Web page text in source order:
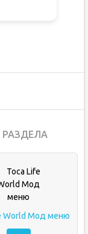
World Мод меню